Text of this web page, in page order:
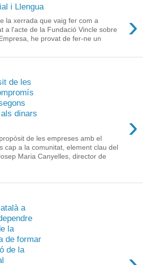
i Llengua
›
la xerrada que vaig fer com a
a l'acte de la Fundació Vincle sobre
he provat de fer-ne un
de les
dinars
›
de les empreses amb el
cap a la comunitat, element clau del
Maria Canyelles, director de
a
la
de formar
de la